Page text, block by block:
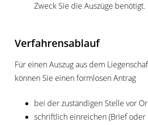
Zweck Sie die Auszüge benötigt.
Verfahrensablauf
Für einen Auszug aus dem
können Sie einen formlosen Antrag
bei der zuständigen Stelle vor
schriftlich einreichen (Brief oder